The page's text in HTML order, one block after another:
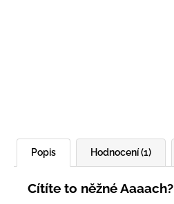
Popis Hodnocení (1)
Cítíte to něžné Aaaach?